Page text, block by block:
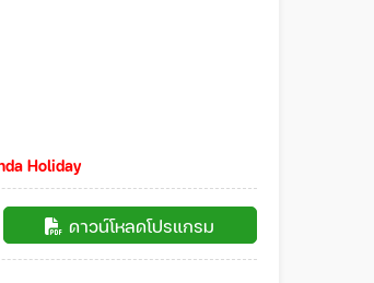
Holiday
ดาวน์โหลดโปรแกรม